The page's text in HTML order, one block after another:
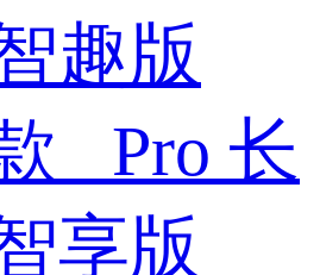
趣版
Pro 长
享版